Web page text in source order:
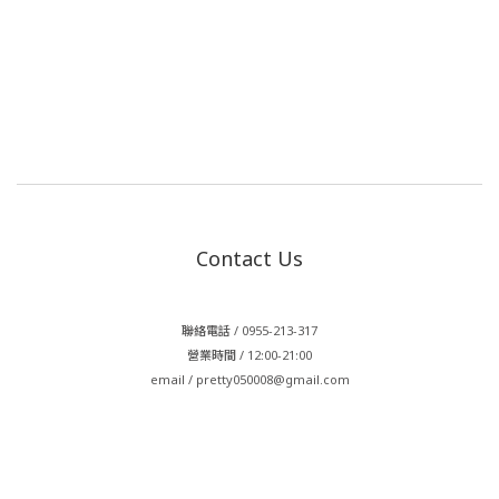
Contact Us
聯絡電話 / 0955-213-317
營業時間 / 12:00-21:00
email / pretty050008@gmail.com